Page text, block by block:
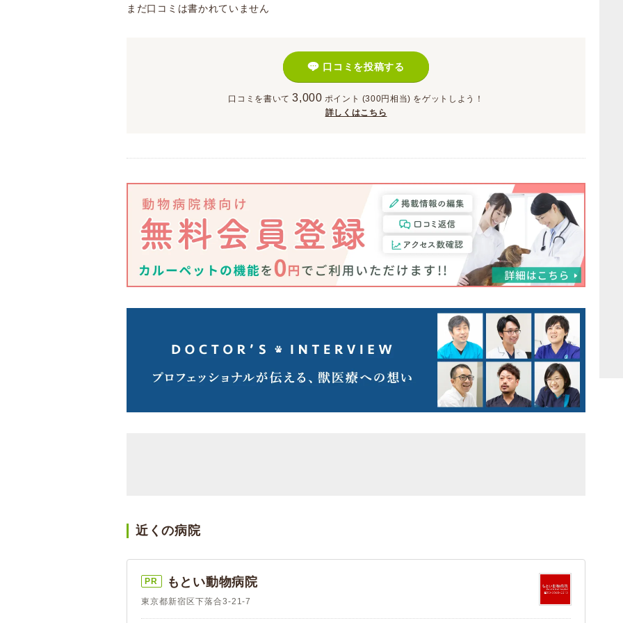
まだ口コミは書かれていません
口コミを投稿する
口コミを書いて 3,000 ポイント (300円相当) をゲットしよう！
詳しくはこちら
近くの病院
PR もとい動物病院
東京都新宿区下落合3-21-7